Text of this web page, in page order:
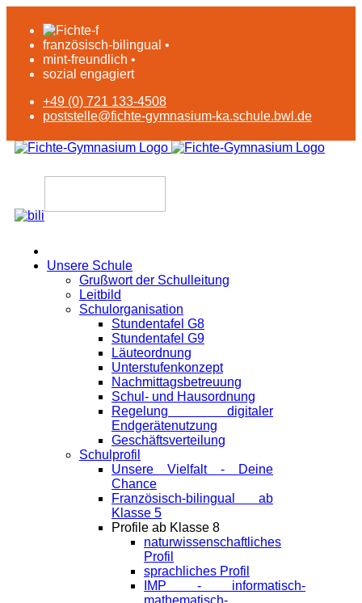
französisch-bilingual •
mint-freundlich •
sozial engagiert
+49 (0) 721 133-4508
poststelle@fichte-gymnasium-ka.schule.bwl.de
Unsere Schule
Grußwort der Schulleitung
Leitbild
Schulorganisation
Stundentafel G8
Stundentafel G9
Läuteordnung
Unterstufenkonzept
Nachmittagsbetreuung
Schul- und Hausordnung
Regelung digitaler
Endgeräte­nutzung
Geschäftsverteilung
Schulprofil
Unsere Vielfalt - Deine
Chance
Französisch-bilingual ab
Klasse 5
Profile ab Klasse 8
naturwissenschaftliches
Profil
sprachliches Profil
IMP - informatisch-
mathematisch-